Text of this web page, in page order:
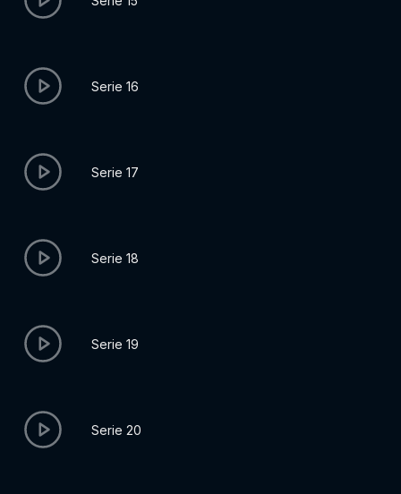
Serie 16
Serie 17
Serie 18
Serie 19
Serie 20